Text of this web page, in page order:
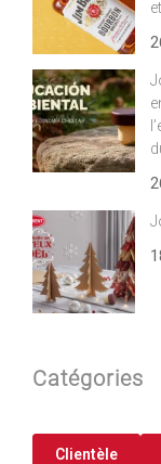
Catégories
Clientèle